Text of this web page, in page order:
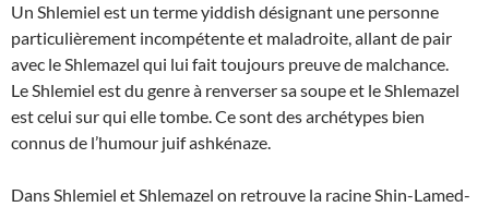
Un Shlemiel est un terme yiddish désignant une personne
particulièrement incompétente et maladroite, allant de pair
avec le Shlemazel qui lui fait toujours preuve de malchance.
Le Shlemiel est du genre à renverser sa soupe et le Shlemazel
est celui sur qui elle tombe. Ce sont des archétypes bien
connus de l’humour juif ashkénaze.
Dans Shlemiel et Shlemazel on retrouve la racine Shin-Lamed-